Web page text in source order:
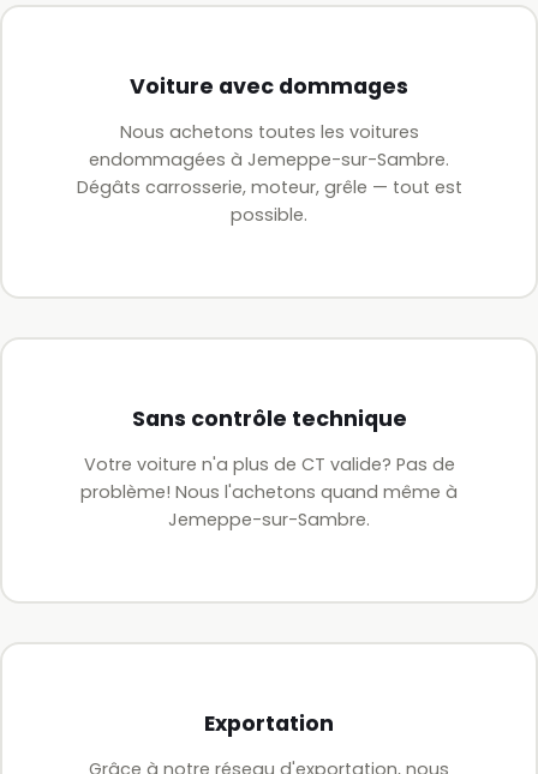
Voiture avec dommages
Nous achetons toutes les voitures
endommagées à Jemeppe-sur-Sambre.
Dégâts carrosserie, moteur, grêle — tout est
possible.
Sans contrôle technique
Votre voiture n'a plus de CT valide? Pas de
problème! Nous l'achetons quand même à
Jemeppe-sur-Sambre.
Exportation